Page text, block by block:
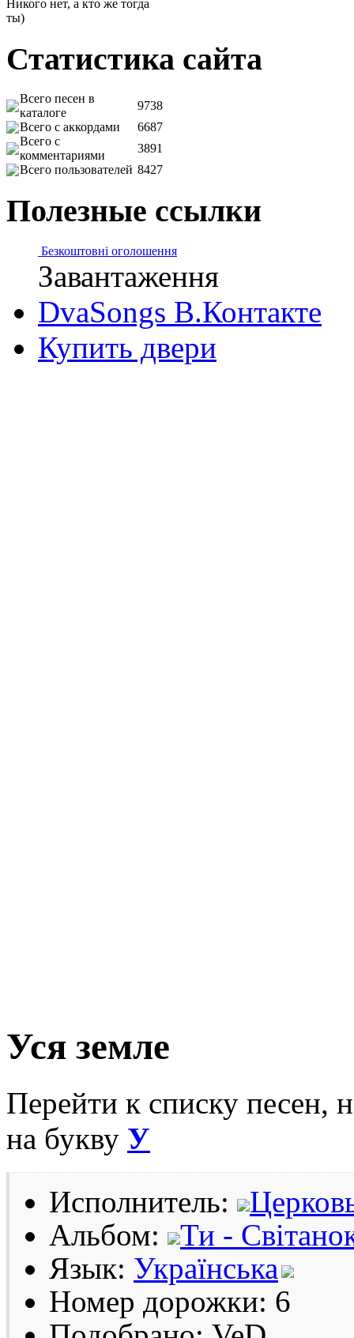
Никого нет, а кто же тогда
ты)
Статистика сайта
Всего песен в
каталоге
9738
Всего с аккордами
6687
Всего с
комментариями
3891
Всего пользователей 8427
Полезные ссылки
Безкоштовні оголошення
Завантаження
DvaSongs В.Контакте
Купить двери
Уся земле
Перейти к списку песен,
на букву У
Исполнитель:
Альбом:
Ти -
Язык: Українська
Номер дорожки: 6